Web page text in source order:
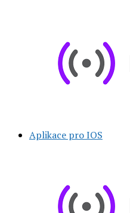
Aplikace pro IOS